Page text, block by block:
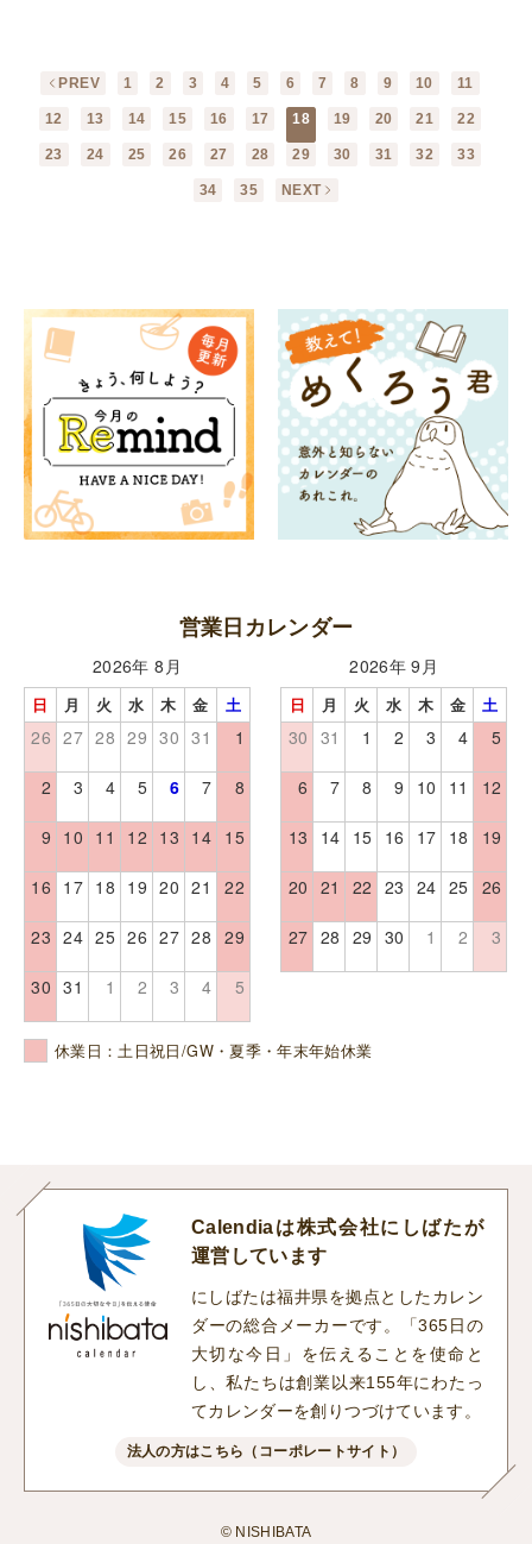
PREV 1 2 3 4 5 6 7 8 9 10 11
12 13 14 15 16 17 18 19 20 21 22
23 24 25 26 27 28 29 30 31 32 33
34 35 NEXT
営業日カレンダー
2026年 8月
日 月 火 水 木 金 土
26 27 28 29 30 31 1
2 3 4 5 6 7 8
9 10 11 12 13 14 15
16 17 18 19 20 21 22
23 24 25 26 27 28 29
30 31 1 2 3 4 5
2026年 9月
日 月 火 水 木 金 土
30 31 1 2 3 4 5
6 7 8 9 10 11 12
13 14 15 16 17 18 19
20 21 22 23 24 25 26
27 28 29 30 1 2 3
休業日：土日祝日/GW・夏季・年末年始休業
Calendiaは株式会社にしばたが
運営しています
にしばたは福井県を拠点としたカレン
ダーの総合メーカーです。「365日の
大切な今日」を伝えることを使命と
し、私たちは創業以来155年にわたっ
てカレンダーを創りつづけています。
法人の方はこちら（コーポレートサイト）
© NISHIBATA